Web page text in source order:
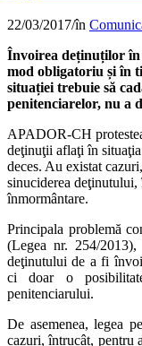
22/03/2017/în
Învoirea deținuților în
mod obligatoriu și în
situației trebuie să
penitenciarelor, nu a
APADOR-CH
deţinuţii aflaţi în
deces. Au existat
sinuciderea deţinutului,
înmormântare.
Principala problemă
(Legea nr. 254/
deţinutului de a fi
ci doar o
penitenciarului.
De asemenea, legea
cazuri, întrucât, pentru